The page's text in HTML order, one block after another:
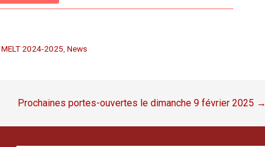
MELT 2024-2025, News
Prochaines portes-ouvertes le dimanche 9 février 2025 →